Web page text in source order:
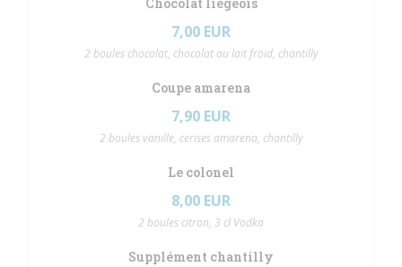
7,00 EUR
2 boules chocolat, chocolat au lait froid, chantilly
Coupe amarena
7,90 EUR
2 boules vanille, cerises amarena, chantilly
Le colonel
8,00 EUR
2 boules citron, 3 cl Vodka
Supplément chantilly